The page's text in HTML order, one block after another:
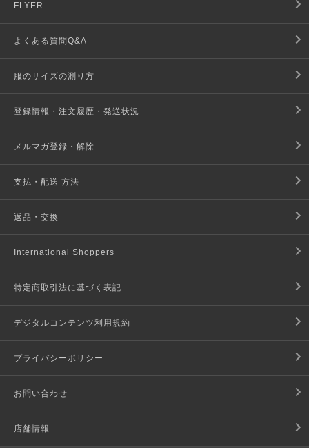
FLYER
よくある質問Q&A
服のサイズの測り方
登録情報・注文履歴・発送状況
メルマガ登録・解除
支払・配送 方法
返品・交換
International Shoppers
特定商取引法に基づく表記
デジタルコンテンツ利用規約
プライバシーポリシー
お問い合わせ
店舗情報